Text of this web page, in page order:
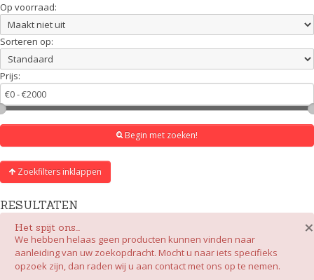
Op voorraad:
Sorteren op:
Prijs:
Begin met zoeken!
Zoekfilters inklappen
RESULTATEN
×
Het spijt ons...
We hebben helaas geen producten kunnen vinden naar
aanleiding van uw zoekopdracht. Mocht u naar iets specifieks
opzoek zijn, dan raden wij u aan contact met ons op te nemen.